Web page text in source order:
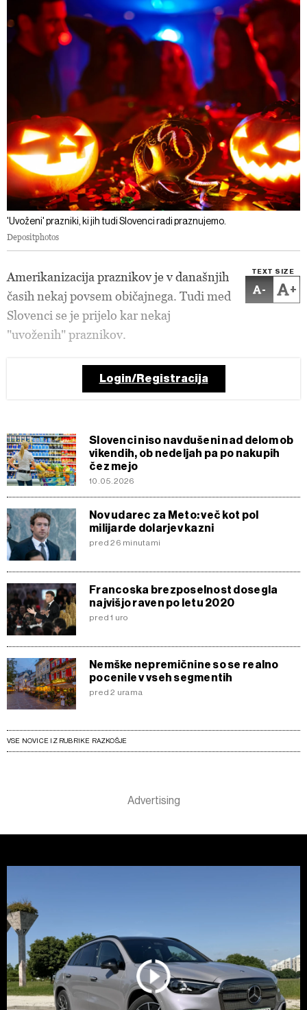
'Uvoženi' prazniki, ki jih tudi Slovenci radi praznujemo.
Depositphotos
TEXT SIZE
- +
Amerikanizacija praznikov je v današnjih
časih nekaj povsem običajnega. Tudi med
Slovenci se je prijelo kar nekaj
"uvoženih" praznikov.
Login/Registracija
Slovenci niso navdušeni nad delom ob
vikendih, ob nedeljah pa po nakupih
čez mejo
10.05.2026
Nov udarec za Meto: več kot pol
milijarde dolarjev kazni
pred 26 minutami
Francoska brezposelnost dosegla
najvišjo raven po letu 2020
pred 1 uro
Nemške nepremičnine so se realno
pocenile v vseh segmentih
pred 2 urama
VSE NOVICE IZ RUBRIKE RAZKOŠJE